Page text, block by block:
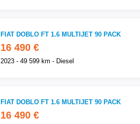
FIAT DOBLO FT 1.6 MULTIJET 90 PACK
16 490 €
2023 - 49 599 km - Diesel
FIAT DOBLO FT 1.6 MULTIJET 90 PACK
16 490 €